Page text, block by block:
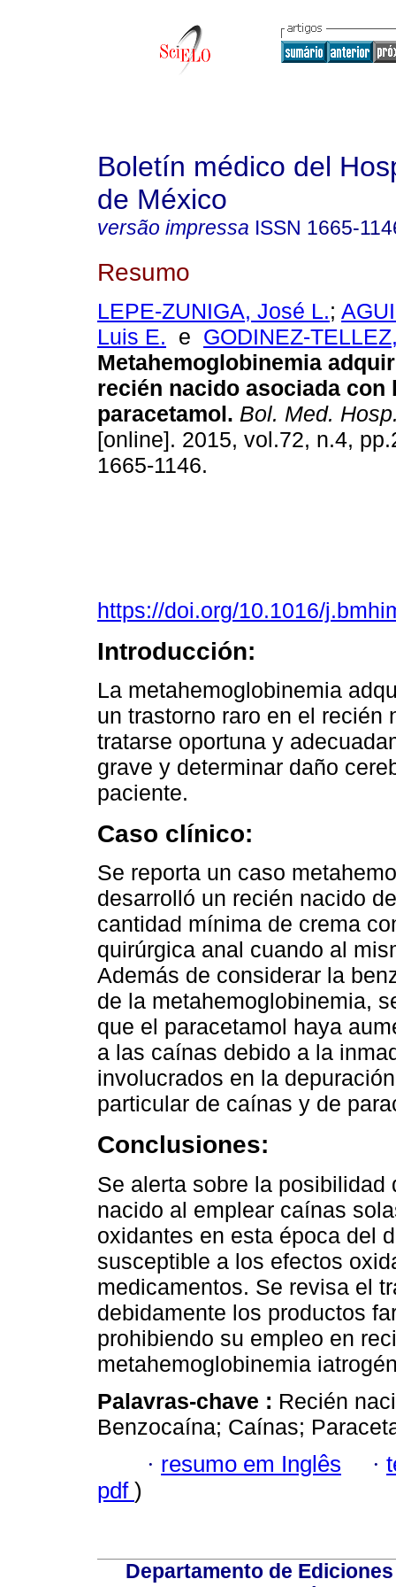
Boletín médico del
de México
versão impressa ISSN 1665-
Resumo
LEPE-ZUNIGA, José L.;
Luis E. e GODINEZ-
Metahemoglobinemia
recién nacido asociada con
paracetamol. Bol. Med.
[online]. 2015, vol.72, n.4,
1665-1146.
https://doi.org/10.1016/
Introducción:
La metahemoglobinemia
un trastorno raro en el recién
tratarse oportuna y
grave y determinar daño
paciente.
Caso clínico:
Se reporta un caso
desarrolló un recién nacido
cantidad mínima de crema
quirúrgica anal cuando al
Además de considerar la
de la metahemoglobinemia,
que el paracetamol haya
a las caínas debido a la
involucrados en la
particular de caínas y de
Conclusiones:
Se alerta sobre la
nacido al emplear caínas
oxidantes en esta época del
susceptible a los efectos
medicamentos. Se revisa el
debidamente los productos
prohibiendo su empleo en
metahemoglobinemia
Palavras-chave : Recién
Benzocaína; Caínas;
· resumo em Inglês ·
pdf )
Departamento de